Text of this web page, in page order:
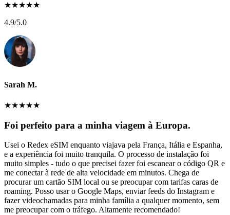
★★★★★
4.9/5.0
Sarah M.
★★★★★
Foi perfeito para a minha viagem à Europa.
Usei o Redex eSIM enquanto viajava pela França, Itália e Espanha,
e a experiência foi muito tranquila. O processo de instalação foi
muito simples - tudo o que precisei fazer foi escanear o código QR e
me conectar à rede de alta velocidade em minutos. Chega de
procurar um cartão SIM local ou se preocupar com tarifas caras de
roaming. Posso usar o Google Maps, enviar feeds do Instagram e
fazer videochamadas para minha família a qualquer momento, sem
me preocupar com o tráfego. Altamente recomendado!